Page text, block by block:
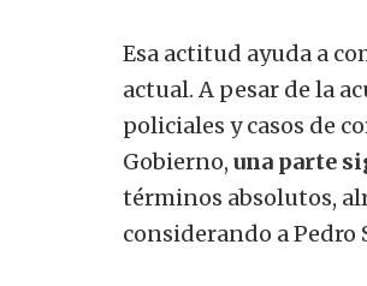
Esa actitud ayuda a
actual. A pesar de la
policiales y casos de
Gobierno, una parte
términos absolutos,
considerando a Pedro